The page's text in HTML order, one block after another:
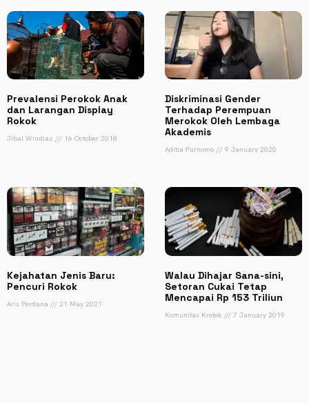
Prevalensi Perokok Anak
dan Larangan Display
Rokok
Jibal Windiaz 16 October 2018
Diskriminasi Gender
Terhadap Perempuan
Merokok Oleh Lembaga
Akademis
Aditia Purnomo 9 January 2020
Kejahatan Jenis Baru:
Pencuri Rokok
Aris Perdana 21 May 2021
Walau Dihajar Sana-sini,
Setoran Cukai Tetap
Mencapai Rp 153 Triliun
Komunitas Kretek 7 January 2019